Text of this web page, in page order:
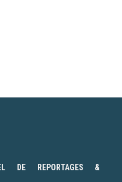
DE REPORTAGES &